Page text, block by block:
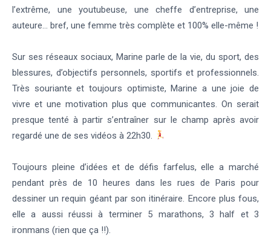
l’extrême, une youtubeuse, une cheffe d’entreprise, une
auteure… bref, une femme très complète et 100% elle-même !
Sur ses réseaux sociaux, Marine parle de la vie, du sport, des
blessures, d’objectifs personnels, sportifs et professionnels.
Très souriante et toujours optimiste, Marine a une joie de
vivre et une motivation plus que communicantes. On serait
presque tenté à partir s’entraîner sur le champ après avoir
regardé une de ses vidéos à 22h30.
Toujours pleine d’idées et de défis farfelus, elle a marché
pendant près de 10 heures dans les rues de Paris pour
dessiner un requin géant par son itinéraire. Encore plus fous,
elle a aussi réussi à terminer 5 marathons, 3 half et 3
ironmans (rien que ça !!).